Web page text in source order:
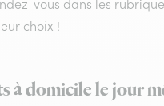
vous dans les
choix !
à domicile le jour